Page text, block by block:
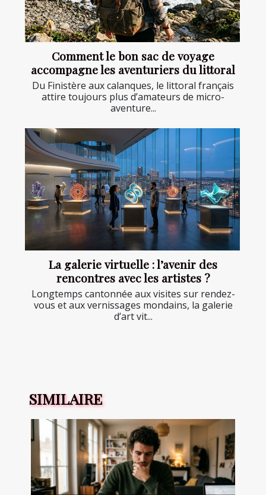
Comment le bon sac de voyage
accompagne les aventuriers du littoral
Du Finistère aux calanques, le littoral français
attire toujours plus d’amateurs de micro-
aventure...
La galerie virtuelle : l’avenir des
rencontres avec les artistes ?
Longtemps cantonnée aux visites sur rendez-
vous et aux vernissages mondains, la galerie
d’art vit...
SIMILAIRE